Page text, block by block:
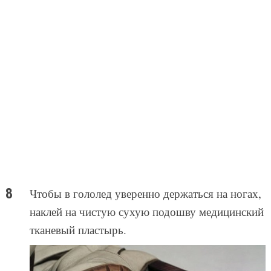
Чтобы в гололед уверенно держаться на ногах,
наклей на чистую сухую подошву медицинский
тканевый пластырь.